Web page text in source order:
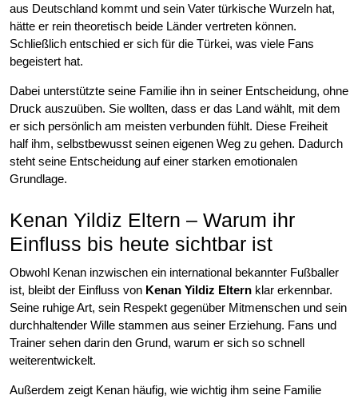
aus Deutschland kommt und sein Vater türkische Wurzeln hat,
hätte er rein theoretisch beide Länder vertreten können.
Schließlich entschied er sich für die Türkei, was viele Fans
begeistert hat.
Dabei unterstützte seine Familie ihn in seiner Entscheidung, ohne
Druck auszuüben. Sie wollten, dass er das Land wählt, mit dem
er sich persönlich am meisten verbunden fühlt. Diese Freiheit
half ihm, selbstbewusst seinen eigenen Weg zu gehen. Dadurch
steht seine Entscheidung auf einer starken emotionalen
Grundlage.
Kenan Yildiz Eltern – Warum ihr
Einfluss bis heute sichtbar ist
Obwohl Kenan inzwischen ein international bekannter Fußballer
ist, bleibt der Einfluss von Kenan Yildiz Eltern klar erkennbar.
Seine ruhige Art, sein Respekt gegenüber Mitmenschen und sein
durchhaltender Wille stammen aus seiner Erziehung. Fans und
Trainer sehen darin den Grund, warum er sich so schnell
weiterentwickelt.
Außerdem zeigt Kenan häufig, wie wichtig ihm seine Familie